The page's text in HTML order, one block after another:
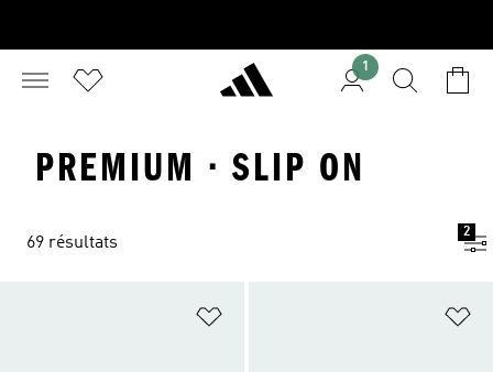
1
PREMIUM · SLIP ON
69 résultats
2
Ajouter à la Liste de produits